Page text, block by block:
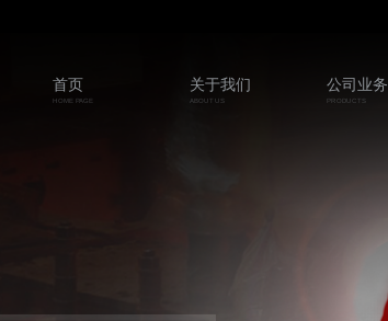
首页
HOME PAGE
关于我们
ABOUT US
公司业务
PRODUCTS